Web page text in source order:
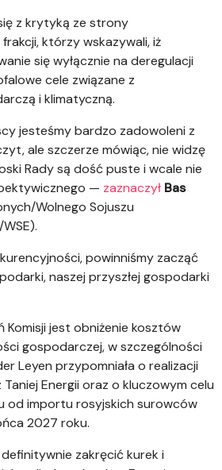
z krytyką ze strony
którzy wskazywali, iż
się wyłącznie na deregulacji
cele związane z
i klimatyczną.
jesteśmy bardzo zadowoleni z
ale szczerze mówiąc, nie widzę
Rady są dość puste i wcale nie
— zaznaczył Bas
Wolnego Sojuszu
powinniśmy zacząć
naszej przyszłej gospodarki
Komisji jest obniżenie kosztów
gospodarczej, w szczególności
Leyen przypomniała o realizacji
Taniej Energii oraz o kluczowym celu
od importu rosyjskich surowców
2027 roku.
zakręcić kurek i